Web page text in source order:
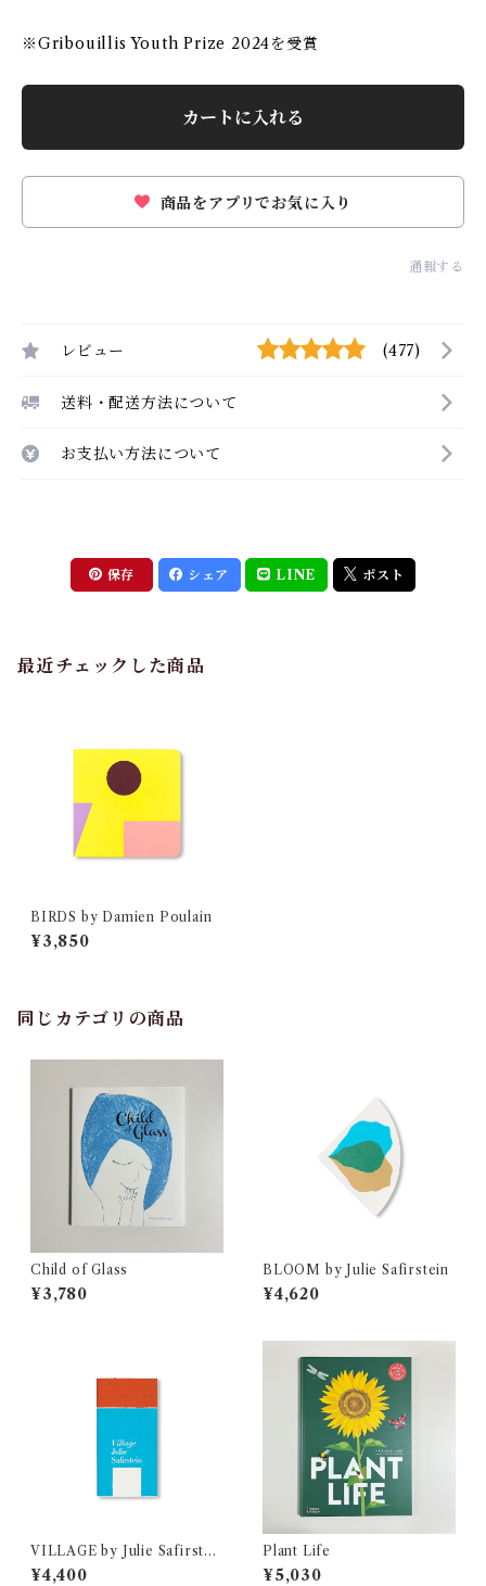
※Gribouillis Youth Prize 2024を受賞
カートに入れる
商品をアプリでお気に入り
通報する
レビュー (477)
送料・配送方法について
お支払い方法について
保存 シェア LINE ポスト
最近チェックした商品
BIRDS by Damien Poulain
¥3,850
同じカテゴリの商品
Child of Glass
¥3,780
BLOOM by Julie Safirstein
¥4,620
VILLAGE by Julie Safirstei
n
¥4,400
Plant Life
¥5,030